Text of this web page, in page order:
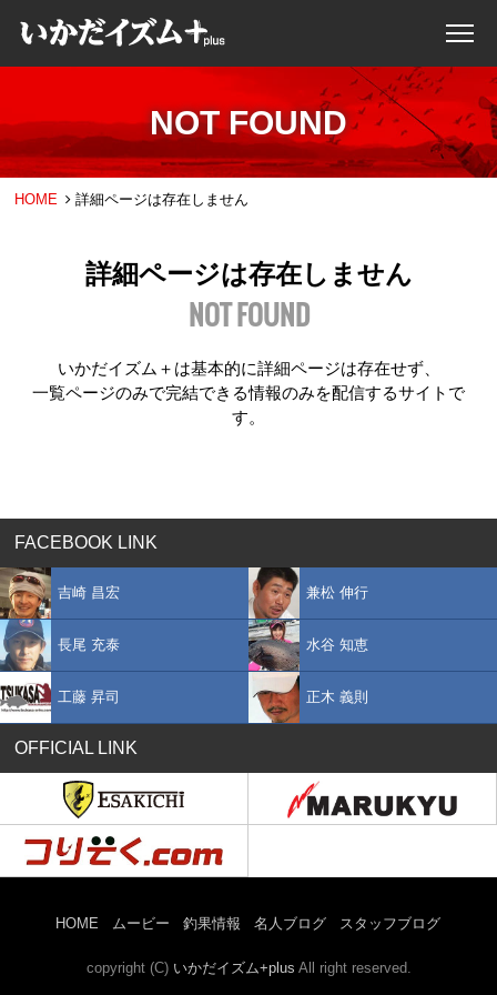
NOT FOUND
HOME 詳細ページは存在しません
詳細ページは存在しません
NOT FOUND
いかだイズム＋は基本的に詳細ページは存在せず、
一覧ページのみで完結できる情報のみを配信するサイトで
す。
FACEBOOK LINK
吉崎 昌宏 兼松 伸行
長尾 充泰 水谷 知恵
工藤 昇司 正木 義則
OFFICIAL LINK
HOME ムービー 釣果情報 名人ブログ スタッフブログ
copyright (C) いかだイズム+plus All right reserved.